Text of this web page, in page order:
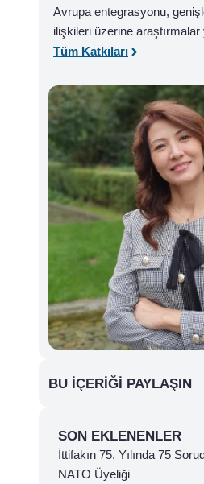
Avrupa entegrasyonu,
ilişkileri üzerine araştırmalar
Tüm Katkıları
BU İÇERIĞI PAYLAŞIN
SON EKLENENLER
İttifakın 75. Yılında 75
NATO Üyeliği